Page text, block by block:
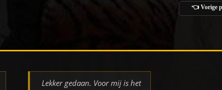
👈 Vorige
Lekker gedaan. Voor mij is het